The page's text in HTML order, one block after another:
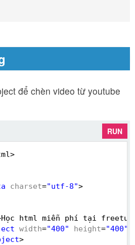
để chèn video từ youtube
RUN
charset="utf-8">
html miễn phí tại
width="400" height="400"
>